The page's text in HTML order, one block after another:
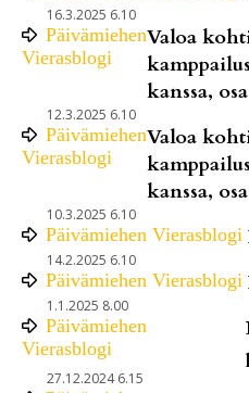
16.3.2025 6.10
Päivämiehen
Vierasblogi
Valoa
kanssa,
12.3.2025 6.10
Päivämiehen
Vierasblogi
Valoa
kanssa,
10.3.2025 6.10
Päivämiehen Vierasblogi
14.2.2025 6.10
Päivämiehen Vierasblogi
1.1.2025 8.00
Päivämiehen
Vierasblogi
27.12.2024 6.15